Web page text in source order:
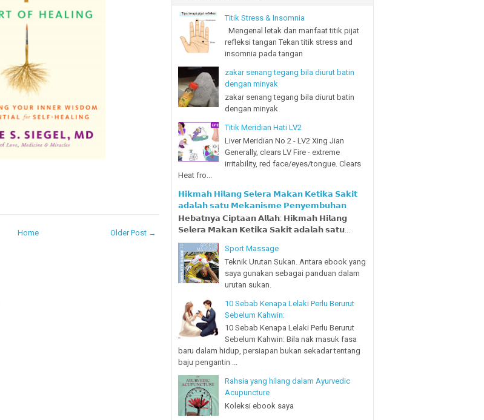
Older Post →
Home
Titik Stress & Insomnia
Mengenal letak dan manfaat titik pijat
refleksi tangan Tekan titik stress and
insomnia pada tangan
zakar senang tegang bila diurut batin
dengan minyak
zakar senang tegang bila diurut batin
dengan minyak
Titik Meridian Hati LV2
Liver Meridian No 2 - LV2 Xing Jian
Generally, clears LV Fire - extreme
irritability, red face/eyes/tongue. Clears
Heat fro...
𝗛𝗶𝗸𝗺𝗮𝗵 𝗛𝗶𝗹𝗮𝗻𝗴 𝗦𝗲𝗹𝗲𝗿𝗮 𝗠𝗮𝗸𝗮𝗻 𝗞𝗲𝘁𝗶𝗸𝗮 𝗦𝗮𝗸𝗶𝘁
𝗮𝗱𝗮𝗹𝗮𝗵 𝘀𝗮𝘁𝘂 𝗠𝗲𝗸𝗮𝗻𝗶𝘀𝗺𝗲 𝗣𝗲𝗻𝘆𝗲𝗺𝗯𝘂𝗵𝗮𝗻
𝗛𝗲𝗯𝗮𝘁𝗻𝘆𝗮 𝗖𝗶𝗽𝘁𝗮𝗮𝗻 𝗔𝗹𝗹𝗮𝗵: 𝗛𝗶𝗸𝗺𝗮𝗵 𝗛𝗶𝗹𝗮𝗻𝗴
𝗦𝗲𝗹𝗲𝗿𝗮 𝗠𝗮𝗸𝗮𝗻 𝗞𝗲𝘁𝗶𝗸𝗮 𝗦𝗮𝗸𝗶𝘁 𝗮𝗱𝗮𝗹𝗮𝗵 𝘀𝗮𝘁𝘂...
Sport Massage
Teknik Urutan Sukan. Antara ebook yang
saya gunakan sebagai panduan dalam
urutan sukan.
10 Sebab Kenapa Lelaki Perlu Berurut
Sebelum Kahwin:
10 Sebab Kenapa Lelaki Perlu Berurut
Sebelum Kahwin: Bila nak masuk fasa
baru dalam hidup, persiapan bukan sekadar tentang
baju pengantin ...
Rahsia yang hilang dalam Ayurvedic
Acupuncture
Koleksi ebook saya